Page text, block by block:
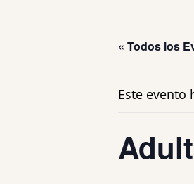
« Todos los
Este evento